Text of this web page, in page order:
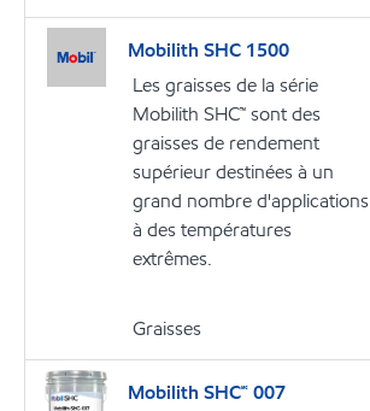
Mobilith SHC 1500
Les graisses de la série
Mobilith SHC™ sont des
graisses de rendement
supérieur destinées à un
grand nombre d'applications
à des températures
extrêmes.
Graisses
Mobilith SHC🅪 007